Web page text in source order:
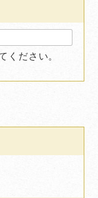
ください。